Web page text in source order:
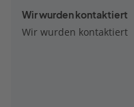
Wir wurden kontaktiert
Wir wurden kontaktiert